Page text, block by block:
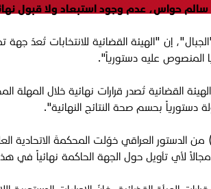
سالم حواس، عدم وجود استبعاد ولا قبول
إن "الهيئة القضائية للانتخابات تُعدّ جهة
المنصوص عليه دستورياً".
القضائية تُصدر قرارات نهائية خلال المهلة
دستورياً بحسم صحة النتائج النهائية".
وأشار حواس إلى أنّ "المادة (93) من الدستور العراقي خوّلت
لأي تأويل حول الجهة الحاكمة نهائياً في